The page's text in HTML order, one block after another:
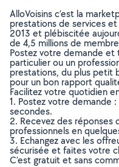
AlloVoisins c’est la
prestations de services
2013 et plébiscitée
de 4,5 millions de
Postez votre demande et
particulier ou un
prestations, du plus petit
pour un bon rapport
Facilitez votre quotidien
1. Postez votre demande
secondes.
2. Recevez des réponses
professionnels en
3. Echangez avec les
sécurisée et faites votre
C’est gratuit et sans